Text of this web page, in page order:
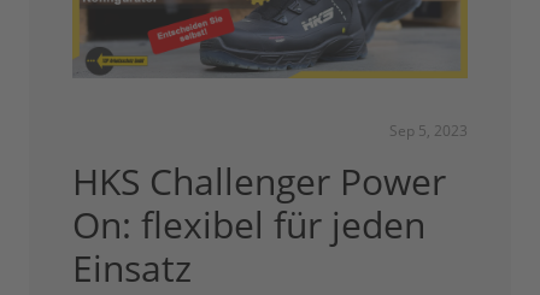
Sep 5, 2023
HKS Challenger Power
On: flexibel für jeden
Einsatz